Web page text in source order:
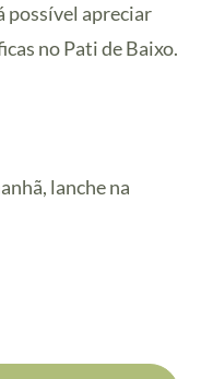
possível apreciar
no Pati de Baixo.
lanche na